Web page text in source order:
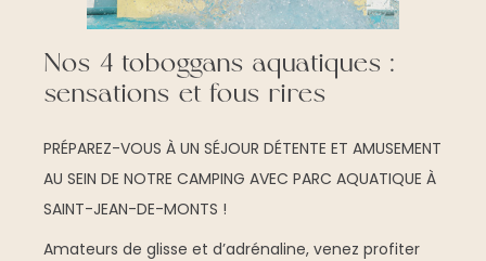
Nos 4 toboggans aquatiques :
sensations et fous rires
PRÉPAREZ-VOUS À UN SÉJOUR DÉTENTE ET AMUSEMENT
AU SEIN DE NOTRE CAMPING AVEC PARC AQUATIQUE À
SAINT-JEAN-DE-MONTS !
Amateurs de glisse et d’adrénaline, venez profiter